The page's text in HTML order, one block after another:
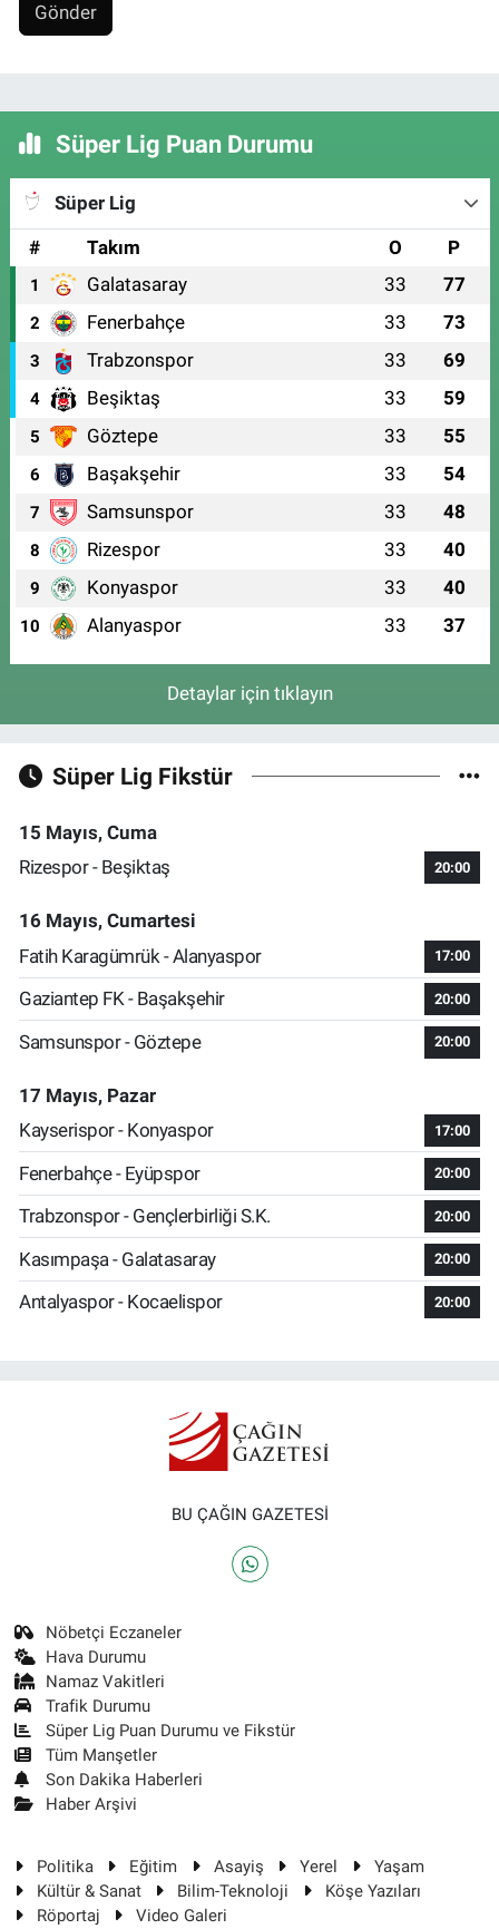
Gönder
Süper Lig Puan Durumu
Süper Lig
#
Takım O P
1 Galatasaray 33 77
2 Fenerbahçe 33 73
3 Trabzonspor 33 69
4 Beşiktaş 33 59
5 Göztepe 33 55
6 Başakşehir 33 54
7 Samsunspor 33 48
8 Rizespor 33 40
9 Konyaspor 33 40
10 Alanyaspor 33 37
Detaylar için tıklayın
Süper Lig Fikstür
15 Mayıs, Cuma
Rizespor - Beşiktaş
20:00
16 Mayıs, Cumartesi
Fatih Karagümrük - Alanyaspor
17:00
Gaziantep FK - Başakşehir 20:00
Samsunspor - Göztepe 20:00
17 Mayıs, Pazar
Kayserispor - Konyaspor
17:00
Fenerbahçe - Eyüpspor 20:00
Trabzonspor - Gençlerbirliği S.K. 20:00
Kasımpaşa - Galatasaray 20:00
Antalyaspor - Kocaelispor 20:00
BU ÇAĞIN GAZETESİ
Nöbetçi Eczaneler
Hava Durumu
Namaz Vakitleri
Trafik Durumu
Süper Lig Puan Durumu ve Fikstür
Tüm Manşetler
Son Dakika Haberleri
Haber Arşivi
Politika Eğitim Asayiş Yerel
Yaşam
Kültür & Sanat
Bilim-Teknoloji
Köşe Yazıları
Röportaj
Video Galeri